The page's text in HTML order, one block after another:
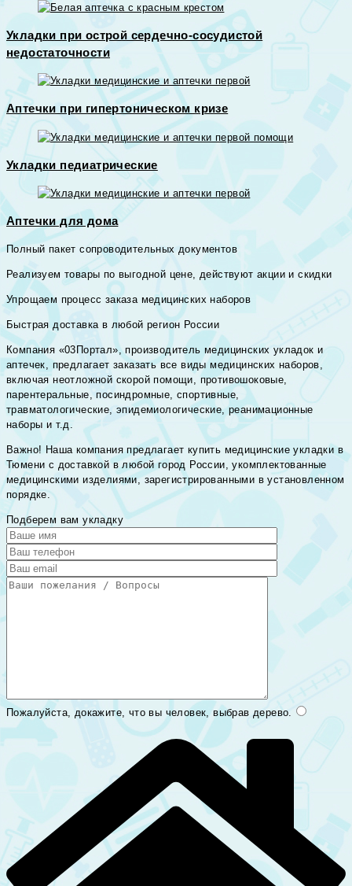
Укладки при острой сердечно-сосудистой
недостаточности
Аптечки при гипертоническом кризе
Укладки педиатрические
Аптечки для дома
Полный пакет сопроводительных документов
Реализуем товары по выгодной цене, действуют акции и скидки
Упрощаем процесс заказа медицинских наборов
Быстрая доставка в любой регион России
Компания «03Портал», производитель медицинских укладок и
аптечек, предлагает заказать все виды медицинских наборов,
включая неотложной скорой помощи, противошоковые,
парентеральные, посиндромные, спортивные,
травматологические, эпидемиологические, реанимационные
наборы и т.д.
Важно! Наша компания предлагает купить медицинские укладки в
Тюмени с доставкой в любой город России, укомплектованные
медицинскими изделиями, зарегистрированными в установленном
порядке.
Подберем вам укладку
Пожалуйста, докажите, что вы человек, выбрав дерево.